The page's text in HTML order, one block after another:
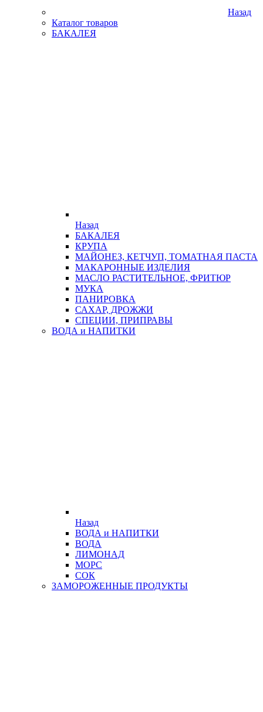
Назад
Каталог товаров
БАКАЛЕЯ
Назад
БАКАЛЕЯ
КРУПА
МАЙОНЕЗ, КЕТЧУП, ТОМАТНАЯ ПАСТА
МАКАРОННЫЕ ИЗДЕЛИЯ
МАСЛО РАСТИТЕЛЬНОЕ, ФРИТЮР
МУКА
ПАНИРОВКА
САХАР, ДРОЖЖИ
СПЕЦИИ, ПРИПРАВЫ
ВОДА и НАПИТКИ
Назад
ВОДА и НАПИТКИ
ВОДА
ЛИМОНАД
МОРС
СОК
ЗАМОРОЖЕННЫЕ ПРОДУКТЫ